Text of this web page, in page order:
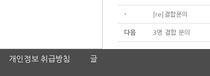
- [re]결합문의
다음 3명 결합 문의
개인정보 취급방침 글